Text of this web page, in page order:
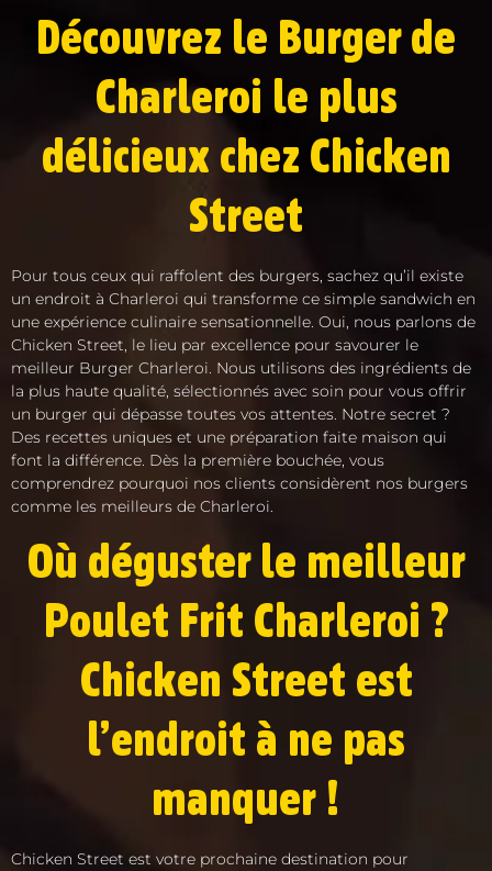
Découvrez le Burger de
Charleroi le plus
délicieux chez Chicken
Street
Pour tous ceux qui raffolent des burgers, sachez qu’il existe
un endroit à Charleroi qui transforme ce simple sandwich en
une expérience culinaire sensationnelle. Oui, nous parlons de
Chicken Street, le lieu par excellence pour savourer le
meilleur Burger Charleroi. Nous utilisons des ingrédients de
la plus haute qualité, sélectionnés avec soin pour vous offrir
un burger qui dépasse toutes vos attentes. Notre secret ?
Des recettes uniques et une préparation faite maison qui
font la différence. Dès la première bouchée, vous
comprendrez pourquoi nos clients considèrent nos burgers
comme les meilleurs de Charleroi.
Où déguster le meilleur
Poulet Frit Charleroi ?
Chicken Street est
l’endroit à ne pas
manquer !
Chicken Street est votre prochaine destination pour